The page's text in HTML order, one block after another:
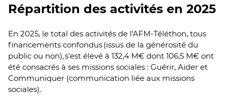
Répartition des activités en 2025
En 2025, le total des activités de l'AFM-Téléthon, tous
financements confondus (issus de la générosité du
public ou non), s'est élevé à 132,4 M€ dont 106,5 M€ ont
été consacrés à ses missions sociales : Guérir, Aider et
Communiquer (communication liée aux missions
sociales).